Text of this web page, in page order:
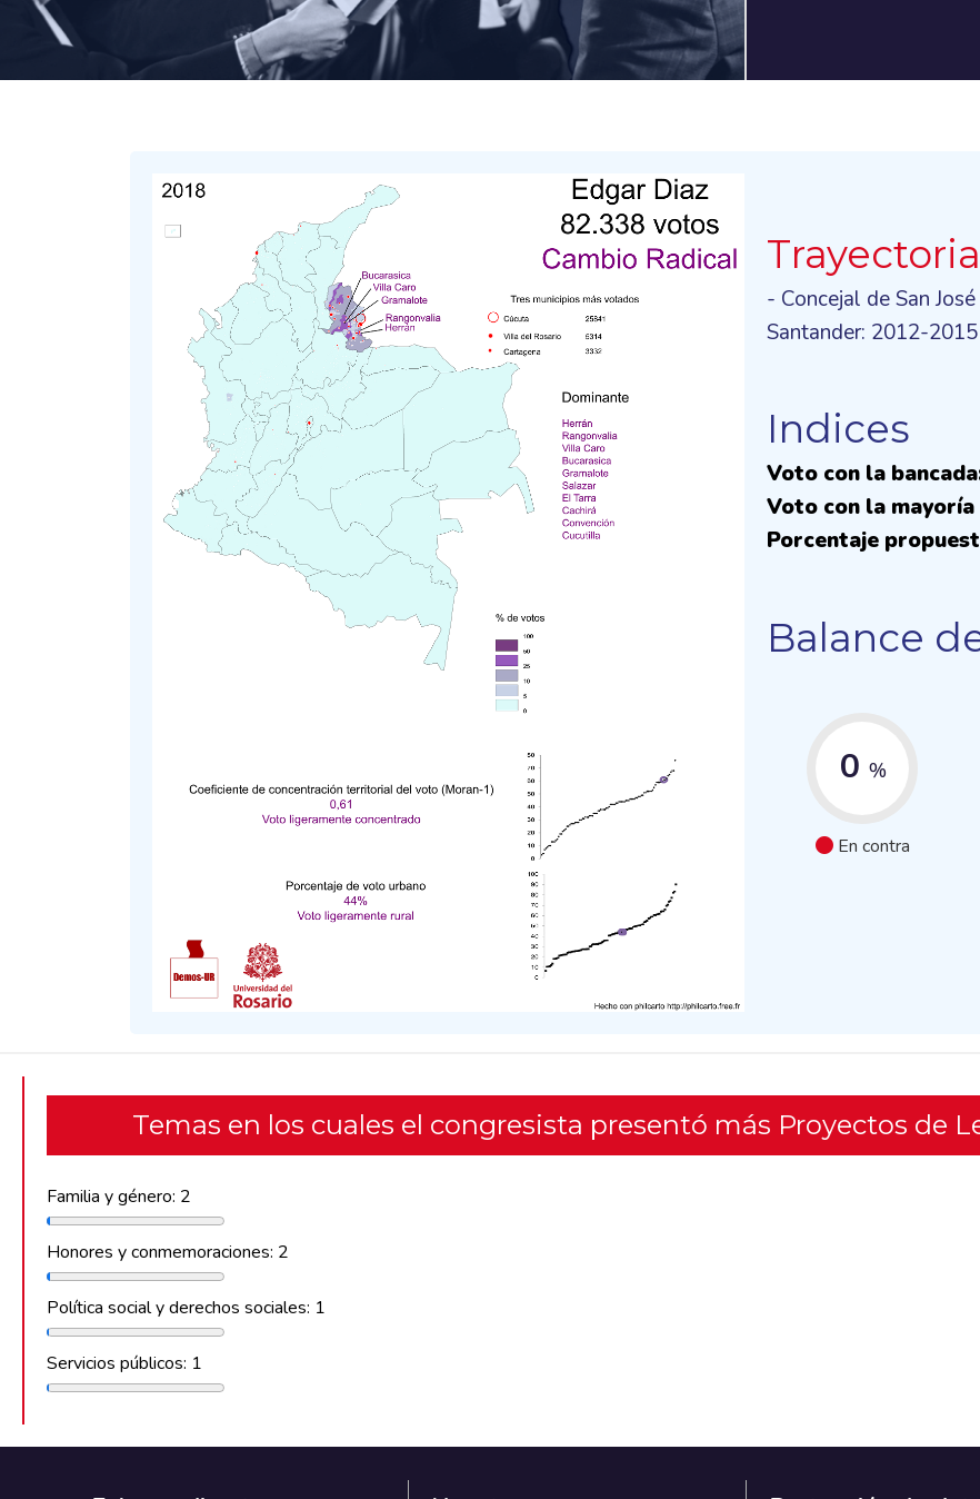
Trayectoria
- Concejal de San
Santander: 2012-
Indices
Voto con la
Voto con la
Porcentaje
Balance
0 %
En contra
Temas en los cuales el congresista presentó más Proyectos de
Familia y género: 2
Honores y conmemoraciones: 2
Política social y derechos sociales: 1
Servicios públicos: 1